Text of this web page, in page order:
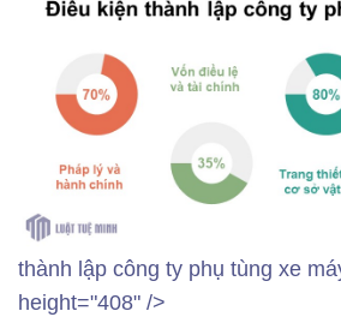
thành lập công ty phụ tùng xe
height="408" />